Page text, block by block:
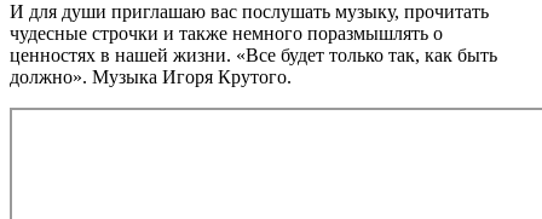
И для души приглашаю вас послушать музыку, прочитать
чудесные строчки и также немного поразмышлять о
ценностях в нашей жизни. «Все будет только так, как быть
должно». Музыка Игоря Крутого.